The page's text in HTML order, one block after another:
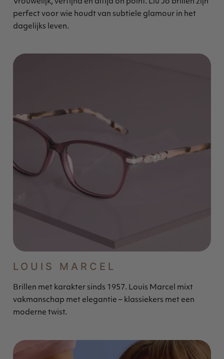
Vrouwelijk, verfijnd en altijd on point. Liu Jo brillen zijn
perfect voor wie houdt van subtiele glamour in het
dagelijks leven.
LOUIS MARCEL
Brillen met karakter sinds 1957. Louis Marcel mixt
vakmanschap met elegantie – klassiekers met een
moderne twist.